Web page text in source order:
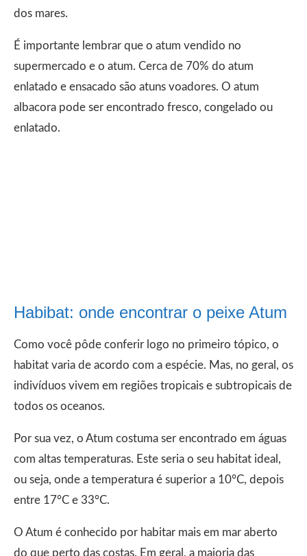
dos mares.
É importante lembrar que o atum vendido no
supermercado e o atum. Cerca de 70% do atum
enlatado e ensacado são atuns voadores. O atum
albacora pode ser encontrado fresco, congelado ou
enlatado.
Habibat: onde encontrar o peixe Atum
Como você pôde conferir logo no primeiro tópico, o
habitat varia de acordo com a espécie. Mas, no geral, os
indivíduos vivem em regiões tropicais e subtropicais de
todos os oceanos.
Por sua vez, o Atum costuma ser encontrado em águas
com altas temperaturas. Este seria o seu habitat ideal,
ou seja, onde a temperatura é superior a 10°C, depois
entre 17°C e 33°C.
O Atum é conhecido por habitar mais em mar aberto
do que perto das costas. Em geral, a maioria das